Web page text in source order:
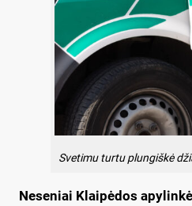
Svetimu turtu plungiškė
Neseniai Klaipėdos